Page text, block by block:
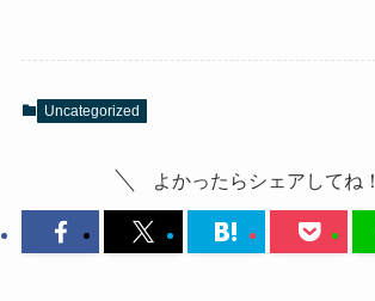
Uncategorized
よかったらシェアしてね！